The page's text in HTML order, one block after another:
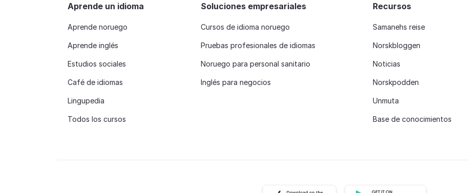
Aprende un idioma
Aprende noruego
Aprende inglés
Estudios sociales
Café de idiomas
Lingupedia
Todos los cursos
Soluciones empresariales
Cursos de idioma noruego
Pruebas profesionales de idiomas
Noruego para personal sanitario
Inglés para negocios
Recursos
Samanehs reise
Norskbloggen
Noticias
Norskpodden
Unmuta
Base de conocimientos